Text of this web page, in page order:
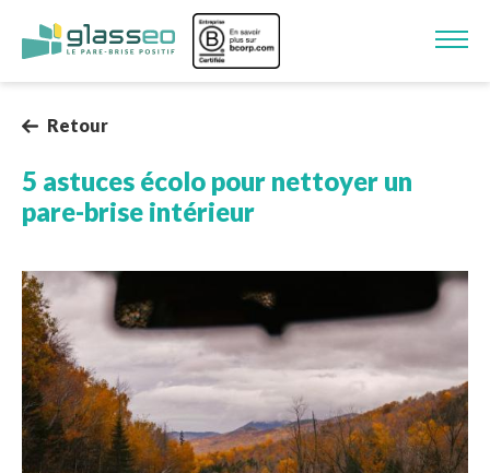
Aller au contenu principal
Image
Retour
5 astuces écolo pour nettoyer un
pare-brise intérieur
Image